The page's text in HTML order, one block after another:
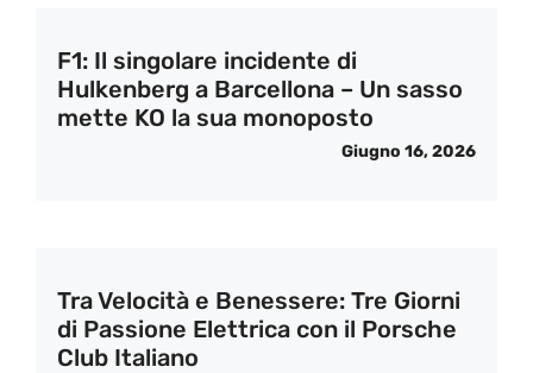
F1: Il singolare incidente di
Hulkenberg a Barcellona – Un sasso
mette KO la sua monoposto
Giugno 16, 2026
Tra Velocità e Benessere: Tre Giorni
di Passione Elettrica con il Porsche
Club Italiano